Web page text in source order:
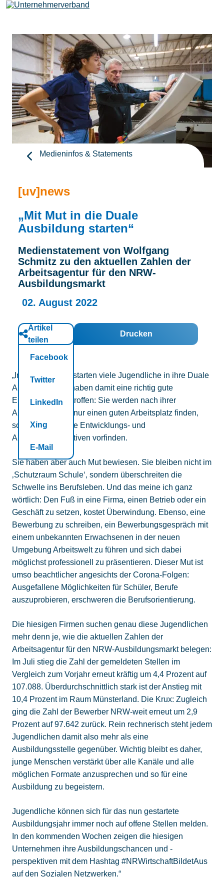
Leistungen
Mitglieder
[uv]campus | Seminare
Medieninfos & Statements
[uv]news
„Mit Mut in die Duale
Ausbildung starten“
Medienstatement von Wolfgang
Schmitz zu den aktuellen Zahlen der
Arbeitsagentur für den NRW-
Ausbildungsmarkt
02. August 2022
Artikel
teilen
Facebook
Twitter
LinkedIn
Xing
E-Mail
Drucken
„In diesen Tagen starten viele Jugendliche in ihre Duale
Ausbildung. Sie haben damit eine richtig gute
Entscheidung getroffen: Sie werden nach ihrer
Ausbildung nicht nur einen guten Arbeitsplatz finden,
sondern auch gute Entwicklungs- und
Aufstiegsperspektiven vorfinden.
Sie haben aber auch Mut bewiesen. Sie bleiben nicht im
‚Schutzraum Schule‘, sondern überschreiten die
Schwelle ins Berufsleben. Und das meine ich ganz
wörtlich: Den Fuß in eine Firma, einen Betrieb oder ein
Geschäft zu setzen, kostet Überwindung. Ebenso, eine
Bewerbung zu schreiben, ein Bewerbungsgespräch mit
einem unbekannten Erwachsenen in der neuen
Umgebung Arbeitswelt zu führen und sich dabei
möglichst professionell zu präsentieren. Dieser Mut ist
umso beachtlicher angesichts der Corona-Folgen:
Ausgefallene Möglichkeiten für Schüler, Berufe
auszuprobieren, erschweren die Berufsorientierung.
Die hiesigen Firmen suchen genau diese Jugendlichen
mehr denn je, wie die aktuellen Zahlen der
Arbeitsagentur für den NRW-Ausbildungsmarkt belegen:
Im Juli stieg die Zahl der gemeldeten Stellen im
Vergleich zum Vorjahr erneut kräftig um 4,4 Prozent auf
107.088. Überdurchschnittlich stark ist der Anstieg mit
10,4 Prozent im Raum Münsterland. Die Krux: Zugleich
ging die Zahl der Bewerber NRW-weit erneut um 2,9
Prozent auf 97.642 zurück. Rein rechnerisch steht jedem
Jugendlichen damit also mehr als eine
Ausbildungsstelle gegenüber. Wichtig bleibt es daher,
junge Menschen verstärkt über alle Kanäle und alle
möglichen Formate anzusprechen und so für eine
Ausbildung zu begeistern.
Jugendliche können sich für das nun gestartete
Ausbildungsjahr immer noch auf offene Stellen melden.
In den kommenden Wochen zeigen die hiesigen
Unternehmen ihre Ausbildungschancen und -
perspektiven mit dem Hashtag #NRWirtschaftBildetAus
auf den Sozialen Netzwerken.“